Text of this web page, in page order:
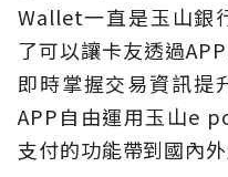
Wallet一直是玉山銀
了可以讓卡友透過
即時掌握交易資訊提
APP自由運用玉山e
支付的功能帶到國內